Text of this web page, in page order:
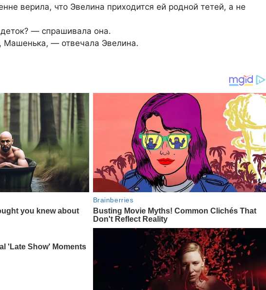
верила, что Эвелина приходится ей родной тетей, а не
― спрашивала она.
Машенька, ― отвечала Эвелина.